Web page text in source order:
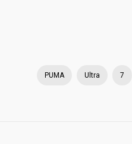
PUMA Ultra 7